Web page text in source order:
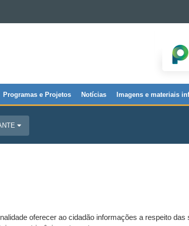
Programas e Projetos Notícias Imagens e materiais
oferecer ao cidadão informações a respeito